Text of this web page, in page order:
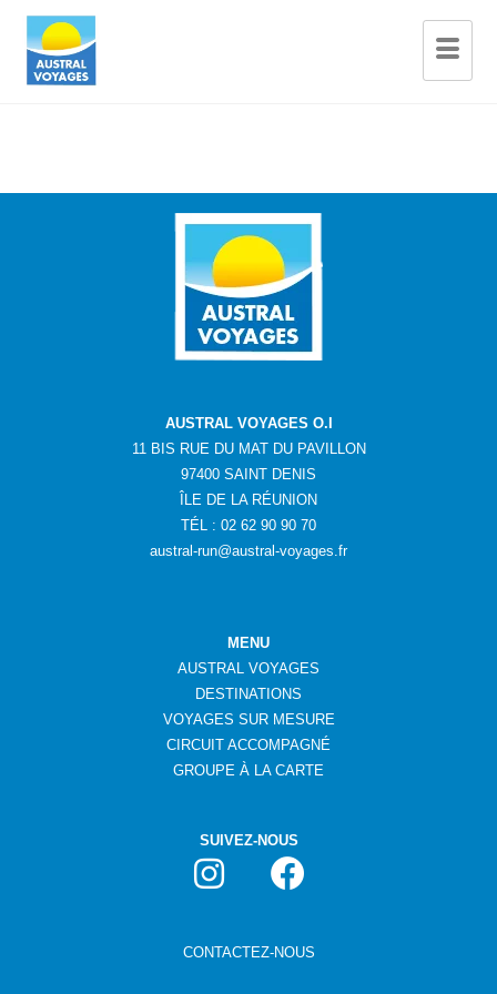
AUSTRAL VOYAGES O.I
11 BIS RUE DU MAT DU PAVILLON
97400 SAINT DENIS
ÎLE DE LA RÉUNION
TÉL : 02 62 90 90 70
austral-run@austral-voyages.fr
MENU
AUSTRAL VOYAGES
DESTINATIONS
VOYAGES SUR MESURE
CIRCUIT ACCOMPAGNÉ
GROUPE À LA CARTE
SUIVEZ-NOUS
CONTACTEZ-NOUS